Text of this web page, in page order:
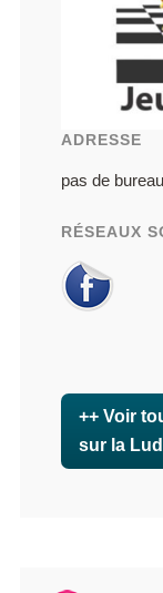
ADRESSE
pas de
RÉSEAUX
++ Voir
sur la